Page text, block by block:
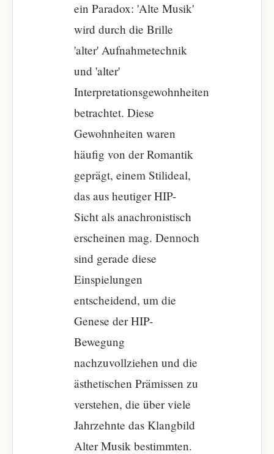
ein Paradox: 'Alte Musik'
wird durch die Brille
'alter' Aufnahmetechnik
und 'alter'
Interpretationsgewohnheiten
betrachtet. Diese
Gewohnheiten waren
häufig von der Romantik
geprägt, einem Stilideal,
das aus heutiger HIP-
Sicht als anachronistisch
erscheinen mag. Dennoch
sind gerade diese
Einspielungen
entscheidend, um die
Genese der HIP-
Bewegung
nachzuvollziehen und die
ästhetischen Prämissen zu
verstehen, die über viele
Jahrzehnte das Klangbild
Alter Musik bestimmten.